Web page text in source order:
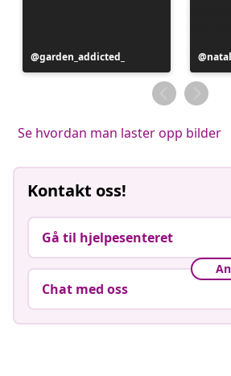
Innlegg
publisert
garden_addicted_
av
Se hvordan man laster opp bilder
Kontakt oss!
Gå til hjelpesenteret
Chat med oss